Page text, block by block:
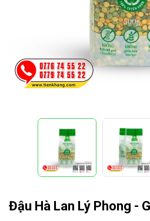
Đậu Hà Lan Lý Phong -